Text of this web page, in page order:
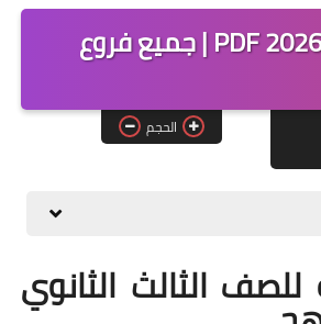
تحميل مراجعات اللغة العربية للصف الثالث الثانوي 2026 PDF | جميع فروع
الحجم
الثالث الثانوي